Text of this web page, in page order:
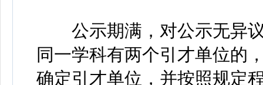
公示期满，对公示无异议
同一学科有两个引才单位的
确定引才单位，并按照规定